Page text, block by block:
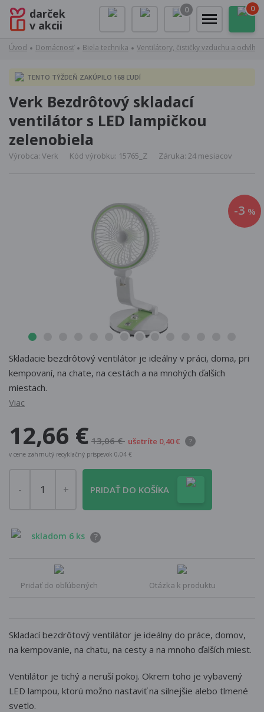
darček
v akcii
0 0
Úvod Domácnosť Biela technika Ventilátory, čističky vzduchu a
TENTO TÝŽDEŇ ZAKÚPILO 168 ĽUDÍ
Verk Bezdrôtový skladací
ventilátor s LED lampičkou
zelenobiela
Výrobca: Verk Kód výrobku: 15765_Z Záruka: 24 mesiacov
-3 %
Skladacie bezdrôtový ventilátor je ideálny v práci, doma, pri
kempovaní, na chate, na cestách a na mnohých ďalších
miestach.
Viac
12,66 € 13,06 € ušetríte 0,40 € ?
v cene zahrnutý recyklačný príspevok 0,04 €
PRIDAŤ DO KOŠÍKA
skladom 6 ks ?
Pridať do obľúbených Otázka k produktu
Skladací bezdrôtový ventilátor je ideálny do práce, domov,
na kempovanie, na chatu, na cesty a na mnoho ďalších miest.
Ventilátor je tichý a neruší pokoj. Okrem toho je vybavený
LED lampou, ktorú možno nastaviť na silnejšie alebo tlmené
svetlo.